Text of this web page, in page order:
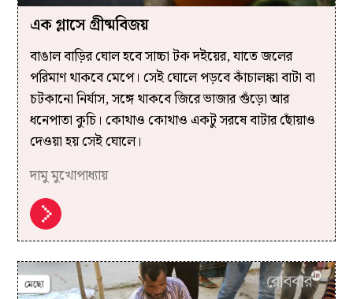
এক গ্লাসে গ্রীষ্মবিজয়
বাঙাল বাড়ির ঘোল হবে সাচ্চা টক দইয়ের, যাতে জলের
পরিমাণ থাকবে মেপে। সেই ঘোলে পড়বে কাঁচালঙ্কা বাটা বা
চটকানো নির্যাস, সঙ্গে থাকবে জিরে ভাজার গুঁড়ো আর
ধনেপাতা কুচি। কোথাও কোথাও একটু সরষে বাটার ছোঁয়াও
দেওয়া হয় সেই ঘোলে।
দামু মুখোপাধ্যায়